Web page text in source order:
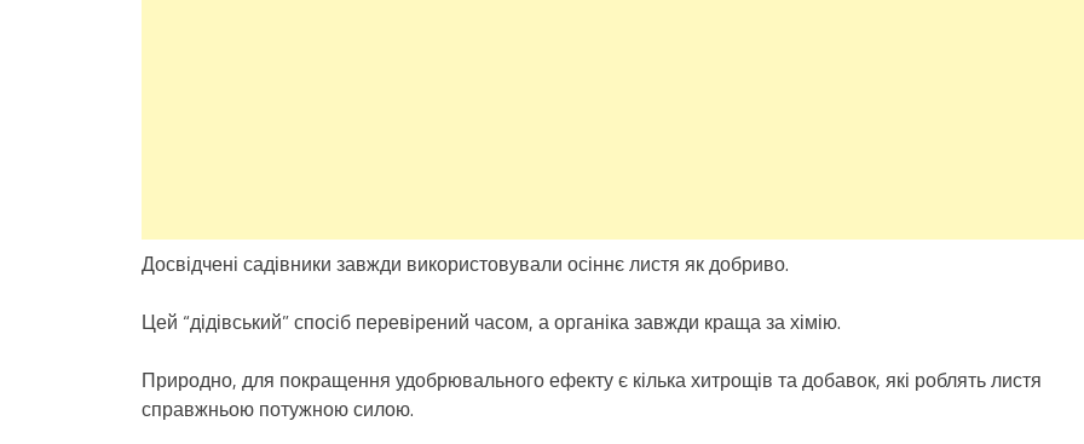
Досвідчені садівники завжди використовували осіннє листя як добриво.
Цей “дідівський” спосіб перевірений часом, а органіка завжди краща за хімію.
Природно, для покращення удобрювального ефекту є кілька хитрощів та добавок, які роблять листя
справжньою потужною силою.